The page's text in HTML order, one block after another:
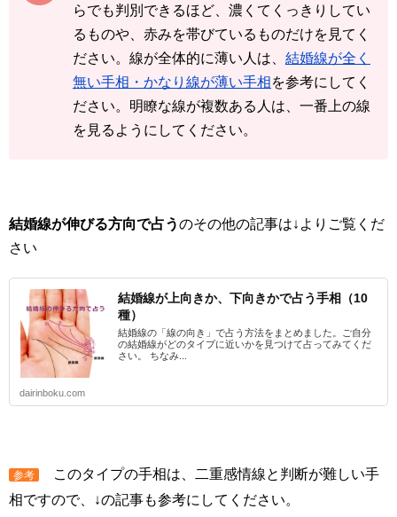
らでも判別できるほど、濃くてくっきりしてい
るものや、赤みを帯びているものだけを見てく
ださい。線が全体的に薄い人は、 結婚線が全く
無い手相・かなり線が薄い手相を参考にしてく
ださい。明瞭な線が複数ある人は、一番上の線
を見るようにしてください。
結婚線が伸びる方向で占うのその他の記事は↓よりご覧くだ
さい
結婚線が上向きか、下向きかで占う手相（10
種）
結婚線の「線の向き」で占う方法をまとめました。ご自分
の結婚線がどのタイプに近いかを見つけて占ってみてくだ
さい。 ちなみ...
dairinboku.com
参考
このタイプの手相は、二重感情線と判断が難しい手
相ですので、↓の記事も参考にしてください。